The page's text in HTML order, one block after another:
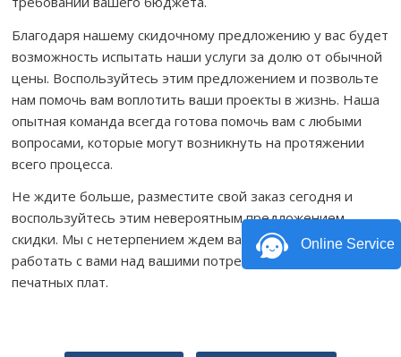
Благодаря нашему скидочному предложению у вас будет
возможность испытать наши услуги за долю от обычной
цены. Воспользуйтесь этим предложением и позвольте
нам помочь вам воплотить ваши проекты в жизнь. Наша
опытная команда всегда готова помочь вам с любыми
вопросами, которые могут возникнуть на протяжении
всего процесса.
Не ждите больше, разместите свой заказ сегодня и
воспользуйтесь этим невероятным предложением
скидки. Мы с нетерпением ждем вашего ответа и будем
работать с вами над вашими потребностями в сборке
печатных плат.
Online Service